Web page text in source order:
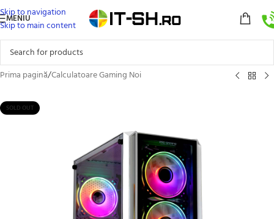
Skip to navigation
Skip to main content
MENIU
Prima pagină/Calculatoare Gaming Noi
SOLD OUT